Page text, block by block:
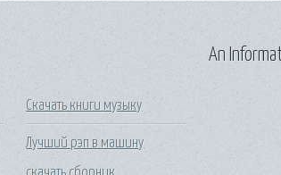
Скачать книги музыку
Лучший рэп в машину
An